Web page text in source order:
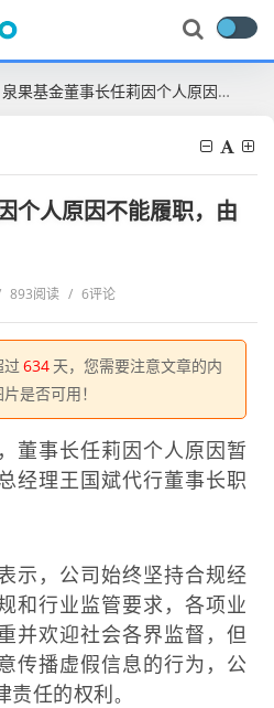
泉果基金董事长任莉因个人原因不能履职，由总经理王国斌代任
个人原因不能履职，由
893阅读 / 6评论
过 634 天，您需要注意文章的内
是否可用！
董事长任莉因个人原因暂
经理王国斌代行董事长职
示，公司始终坚持合规经
和行业监管要求，各项业
并欢迎社会各界监督，但
传播虚假信息的行为，公
责任的权利。